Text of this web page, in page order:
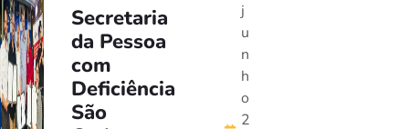
Secretaria
da Pessoa
com
Deficiência
São
j
u
n
h
o
2